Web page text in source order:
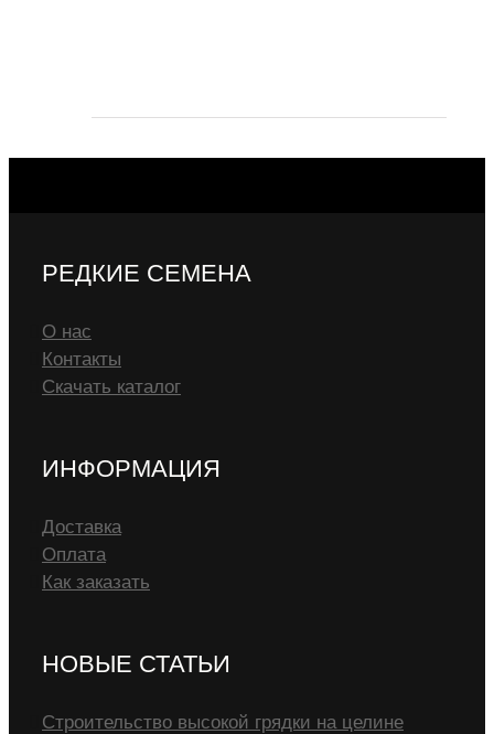
РЕДКИЕ СЕМЕНА
О нас
Контакты
Скачать каталог
ИНФОРМАЦИЯ
Доставка
Оплата
Как заказать
НОВЫЕ СТАТЬИ
Строительство высокой грядки на целине